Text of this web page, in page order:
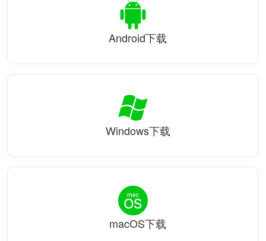
Android下载
Windows下载
macOS下载